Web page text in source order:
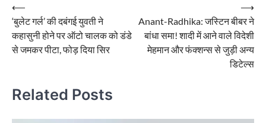
Post
navigation
⟵
‘बुलेट गर्ल’ की दबंगई युवती ने
कहासुनी होने पर ऑटो चालक को डंडे
से जमकर पीटा, फोड़ दिया सिर
Anant-Radhika: जस्टिन बीबर ने
बांधा समा! शादी में आने वाले विदेशी
मेहमान और फंक्शन्स से जुड़ी अन्य
डिटेल्स
⟶
Related Posts